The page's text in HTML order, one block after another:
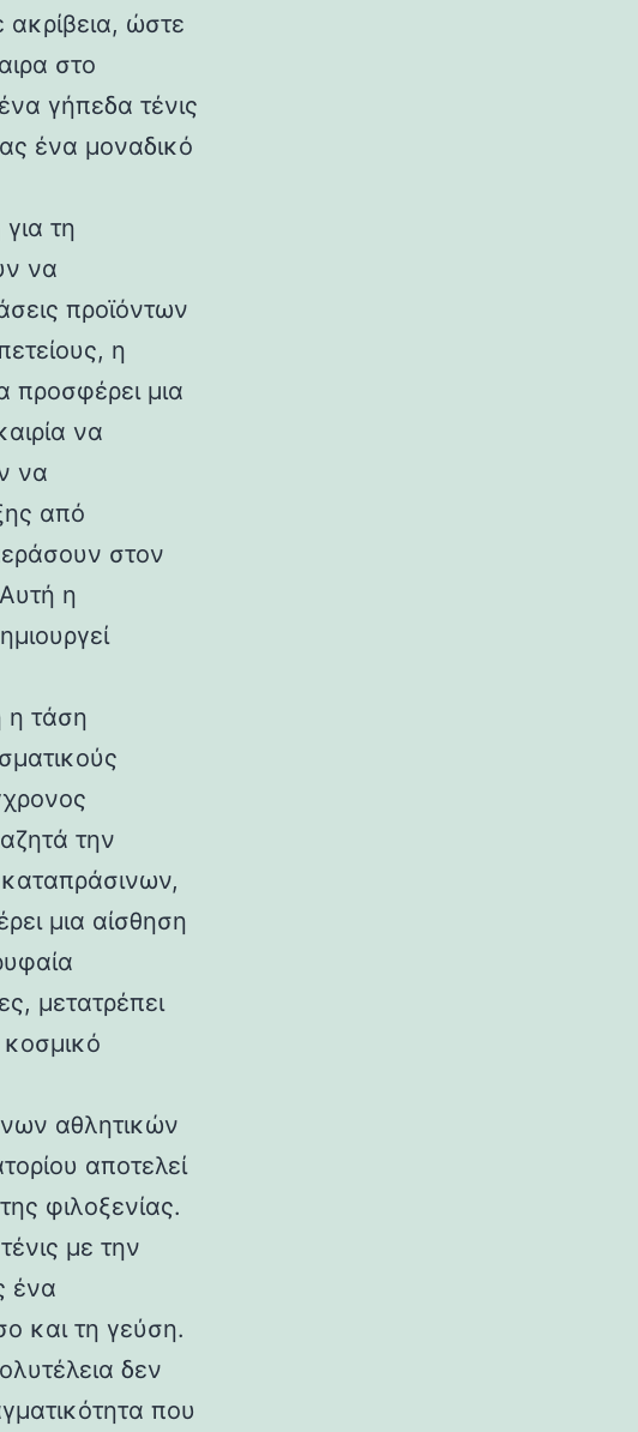
ακρίβεια, ώστε
στο
γήπεδα τένις
ένα μοναδικό
τη
να
προϊόντων
η
προσφέρει μια
να
να
από
στον
η
η τάση
την
μια αίσθηση
μετατρέπει
αθλητικών
αποτελεί
φιλοξενίας.
με την
ένα
και τη γεύση.
δεν
που